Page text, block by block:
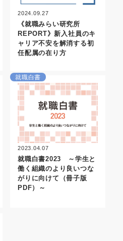
2024.09.27
《就職みらい研究所
REPORT》新入社員のキ
ャリア不安を解消する初
任配属の在り方
就職白書
2023.04.07
就職白書2023 ～学生と
働く組織のより良いつな
がりに向けて（冊子版
PDF）～